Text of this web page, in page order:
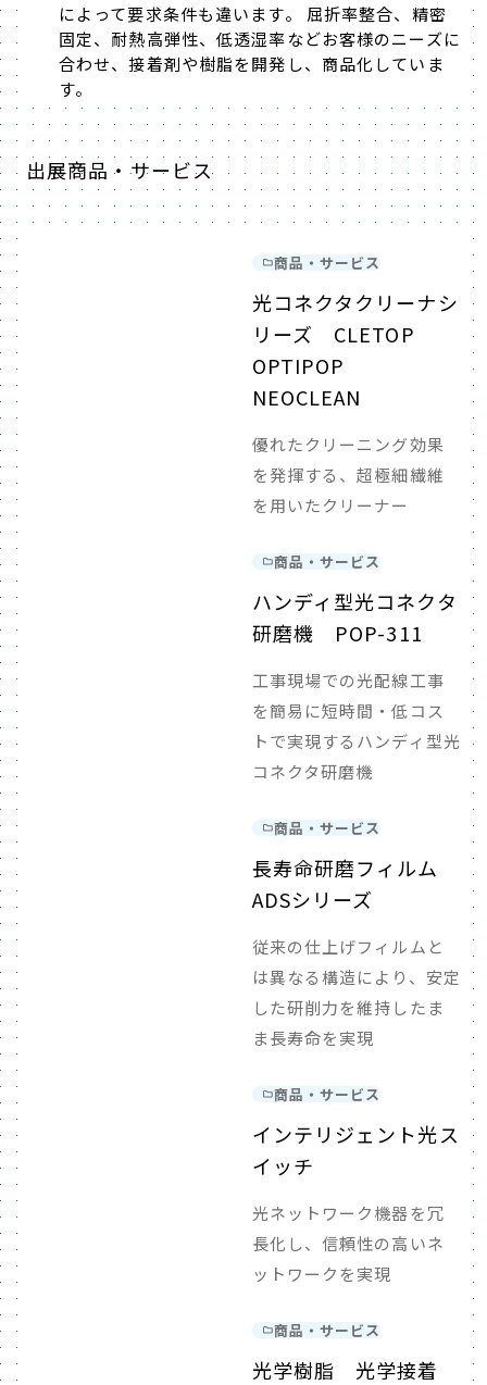
によって要求条件も違います。 屈折率整合、精密
固定、耐熱高弾性、低透湿率などお客様のニーズに
合わせ、接着剤や樹脂を開発し、商品化していま
す。
出展商品・サービス
商品・サービス
光コネクタクリーナシ
リーズ CLETOP
OPTIPOP
NEOCLEAN
優れたクリーニング効果
を発揮する、超極細繊維
を用いたクリーナー
商品・サービス
ハンディ型光コネクタ
研磨機 POP-311
工事現場での光配線工事
を簡易に短時間・低コス
トで実現するハンディ型光
コネクタ研磨機
商品・サービス
長寿命研磨フィルム
ADSシリーズ
従来の仕上げフィルムと
は異なる構造により、安定
した研削力を維持したま
ま長寿命を実現
商品・サービス
インテリジェント光ス
イッチ
光ネットワーク機器を冗
長化し、信頼性の高いネ
ットワークを実現
商品・サービス
光学樹脂 光学接着